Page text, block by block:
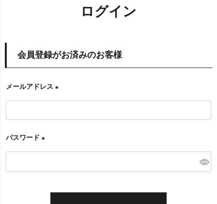
ログイン
会員登録がお済みのお客様
メールアドレス
(
パスワード
(